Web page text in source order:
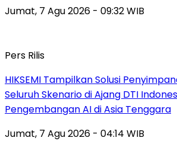
Jumat, 7 Agu 2026 - 09:32 WIB
Pers Rilis
HIKSEMI Tampilkan Solusi
Seluruh Skenario di Ajang DTI
Pengembangan AI di Asia Tenggara
Jumat, 7 Agu 2026 - 04:14 WIB